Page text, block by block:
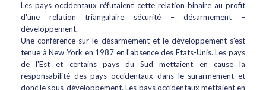
Les pays occidentaux réfutaient cette relation binaire au profit
d'une relation triangulaire sécurité – désarmement –
développement.
Une conférence sur le désarmement et le développement s'est
tenue à New York en 1987 en l'absence des Etats-Unis. Les pays
de l'Est et certains pays du Sud mettaient en cause la
responsabilité des pays occidentaux dans le surarmement et
donc le sous-développement. Les pays occidentaux mettaient en